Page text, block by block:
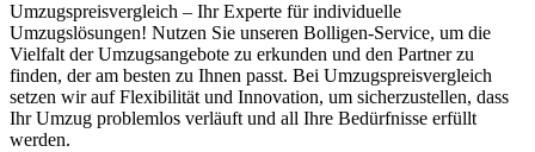
Umzugspreisvergleich – Ihr Experte für individuelle
Umzugslösungen! Nutzen Sie unseren Bolligen-Service, um die
Vielfalt der Umzugsangebote zu erkunden und den Partner zu
finden, der am besten zu Ihnen passt. Bei Umzugspreisvergleich
setzen wir auf Flexibilität und Innovation, um sicherzustellen, dass
Ihr Umzug problemlos verläuft und all Ihre Bedürfnisse erfüllt
werden.